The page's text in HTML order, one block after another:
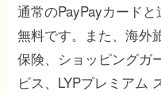
通常のPayPayカード
無料です。また、海外
保険、ショッピングガ
ビス、LYPプレミアム